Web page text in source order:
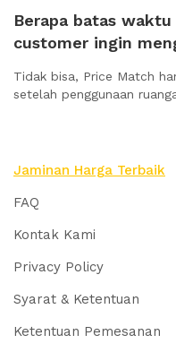
Jaminan Harga Terbaik
FAQ
Kontak Kami
Privacy Policy
Syarat & Ketentuan
Ketentuan Pemesanan
Berapa batas
customer ingin
Tidak bisa, Price Match
setelah penggunaan